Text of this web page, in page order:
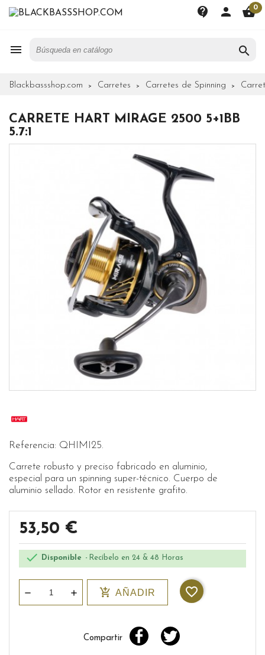
contact_support person shopping_basket0
 
Blackbassshop.com Carretes Carretes de Spinning
CARRETE HART MIRAGE 2500 5+1BB
5.7:1
Referencia: QHIMI25.
Carrete robusto y preciso fabricado en aluminio,
especial para un spinning super-técnico. Cuerpo de
aluminio sellado. Rotor en resistente grafito.
53,50 €
 Disponible Recíbelo en 24 & 48 Horas
add_shopping_cart AÑADIR favorite_border
Compartir